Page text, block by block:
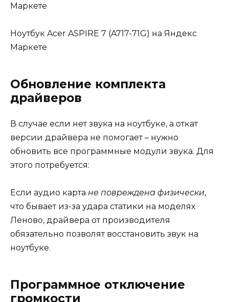
Маркете
Ноутбук Acer ASPIRE 7 (A717-71G) на Яндекс
Маркете
Обновление комплекта
драйверов
В случае если нет звука на ноутбуке, а откат
версии драйвера не помогает – нужно
обновить все программные модули звука. Для
этого потребуется:
Если аудио карта не повреждена физически,
что бывает из-за удара статики на моделях
Леново, драйвера от производителя
обязательно позволят восстановить звук на
ноутбуке.
Программное отключение
громкости